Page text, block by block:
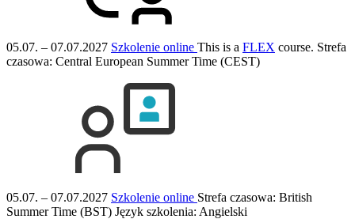
05.07. – 07.07.2027 Szkolenie online This is a FLEX course. Strefa
czasowa: Central European Summer Time (CEST)
05.07. – 07.07.2027 Szkolenie online Strefa czasowa: British
Summer Time (BST) Język szkolenia: Angielski